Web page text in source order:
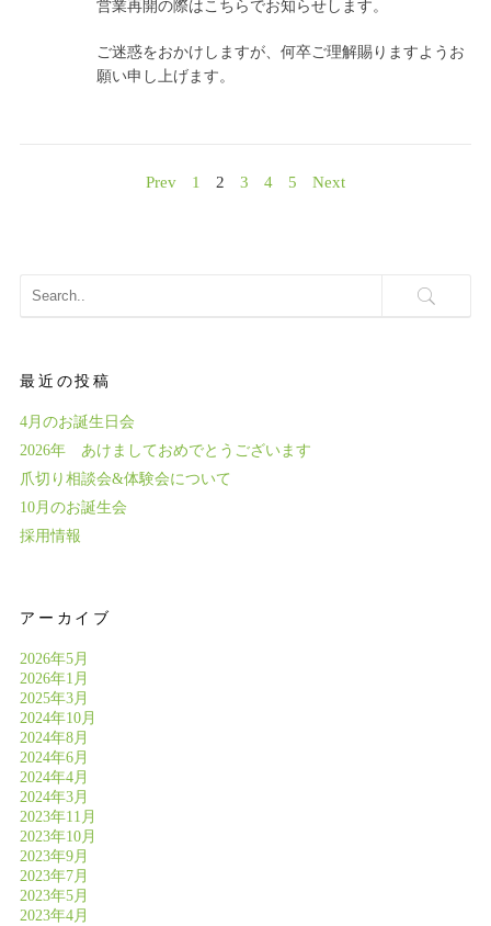
営業再開の際はこちらでお知らせします。
ご迷惑をおかけしますが、何卒ご理解賜りますようお
願い申し上げます。
Prev 1 2 3 4 5 Next
最近の投稿
4月のお誕生日会
2026年 あけましておめでとうございます
爪切り相談会&体験会について
10月のお誕生会
採用情報
アーカイブ
2026年5月
2026年1月
2025年3月
2024年10月
2024年8月
2024年6月
2024年4月
2024年3月
2023年11月
2023年10月
2023年9月
2023年7月
2023年5月
2023年4月